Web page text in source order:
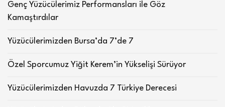
Genç Yüzücülerimiz Performansları ile Göz
Kamaştırdılar
Yüzücülerimizden Bursa’da 7’de 7
Özel Sporcumuz Yiğit Kerem’in Yükselişi Sürüyor
Yüzücülerimizden Havuzda 7 Türkiye Derecesi